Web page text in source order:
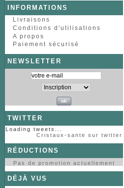
INFORMATIONS
Livraisons
Conditions d'utilisations
A propos
Paiement sécurisé
NEWSLETTER
TWITTER
Loading tweets...
Cristaux-sante sur twitter
RÉDUCTIONS
Pas de promotion actuellement
DÉJÀ VUS